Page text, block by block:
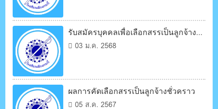
รับสมัครบุคคลเพื่อเลือกสรรเป็นลูกจ้าง
ชั่วคราว
03 ม.ค. 2568
ผลการคัดเลือกสรรเป็นลูกจ้างชั่วคราว
05 ส.ค. 2567